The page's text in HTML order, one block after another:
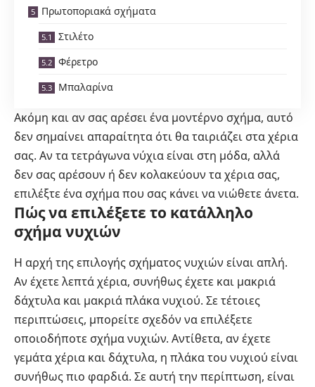
Πρωτοποριακά σχήματα
Στιλέτο
Φέρετρο
Μπαλαρίνα
Ακόμη και αν σας αρέσει ένα μοντέρνο σχήμα, αυτό
δεν σημαίνει απαραίτητα ότι θα ταιριάζει στα χέρια
σας. Αν τα τετράγωνα νύχια είναι στη μόδα, αλλά
δεν σας αρέσουν ή δεν κολακεύουν τα χέρια σας,
επιλέξτε ένα σχήμα που σας κάνει να νιώθετε άνετα.
Πώς να επιλέξετε το κατάλληλο
σχήμα νυχιών
Η αρχή της επιλογής σχήματος νυχιών είναι απλή.
Αν έχετε λεπτά χέρια, συνήθως έχετε και μακριά
δάχτυλα και μακριά πλάκα νυχιού. Σε τέτοιες
περιπτώσεις, μπορείτε σχεδόν να επιλέξετε
οποιοδήποτε σχήμα νυχιών. Αντίθετα, αν έχετε
γεμάτα χέρια και δάχτυλα, η πλάκα του νυχιού είναι
συνήθως πιο φαρδιά. Σε αυτή την περίπτωση, είναι